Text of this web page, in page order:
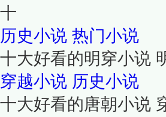
十
历史小说 热门小说
十大好看的明穿小说
穿越小说 历史小说
十大好看的唐朝小说